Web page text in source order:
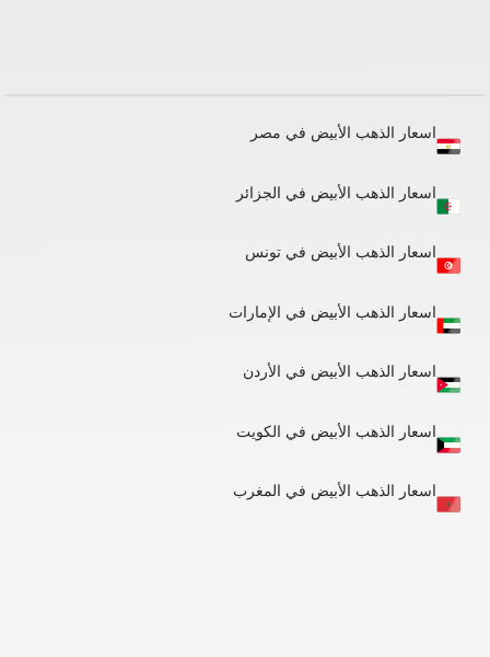
اسعار الذهب الأبيض في مصر
اسعار الذهب الأبيض في الجزائر​
اسعار الذهب الأبيض في تونس
اسعار الذهب الأبيض في الإمارات
اسعار الذهب الأبيض في الأردن
اسعار الذهب الأبيض في الكويت
اسعار الذهب الأبيض في المغرب